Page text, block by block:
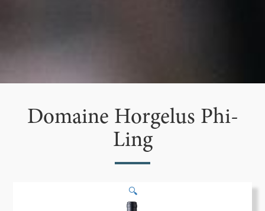
Domaine Horgelus Phi-
Ling
🔍